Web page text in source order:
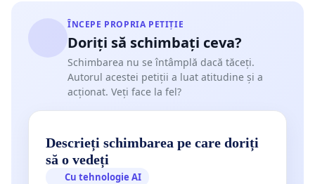
ÎNCEPE PROPRIA PETIȚIE
Doriți să schimbați ceva?
Schimbarea nu se întâmplă dacă tăceți.
Autorul acestei petiții a luat atitudine și a
acționat. Veți face la fel?
Descrieți schimbarea pe care doriți
să o vedeți
Cu tehnologie AI